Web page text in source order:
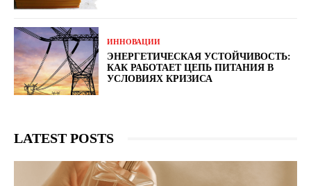
ИННОВАЦИИ
ЭНЕРГЕТИЧЕСКАЯ УСТОЙЧИВОСТЬ:
КАК РАБОТАЕТ ЦЕПЬ ПИТАНИЯ В
УСЛОВИЯХ КРИЗИСА
LATEST POSTS